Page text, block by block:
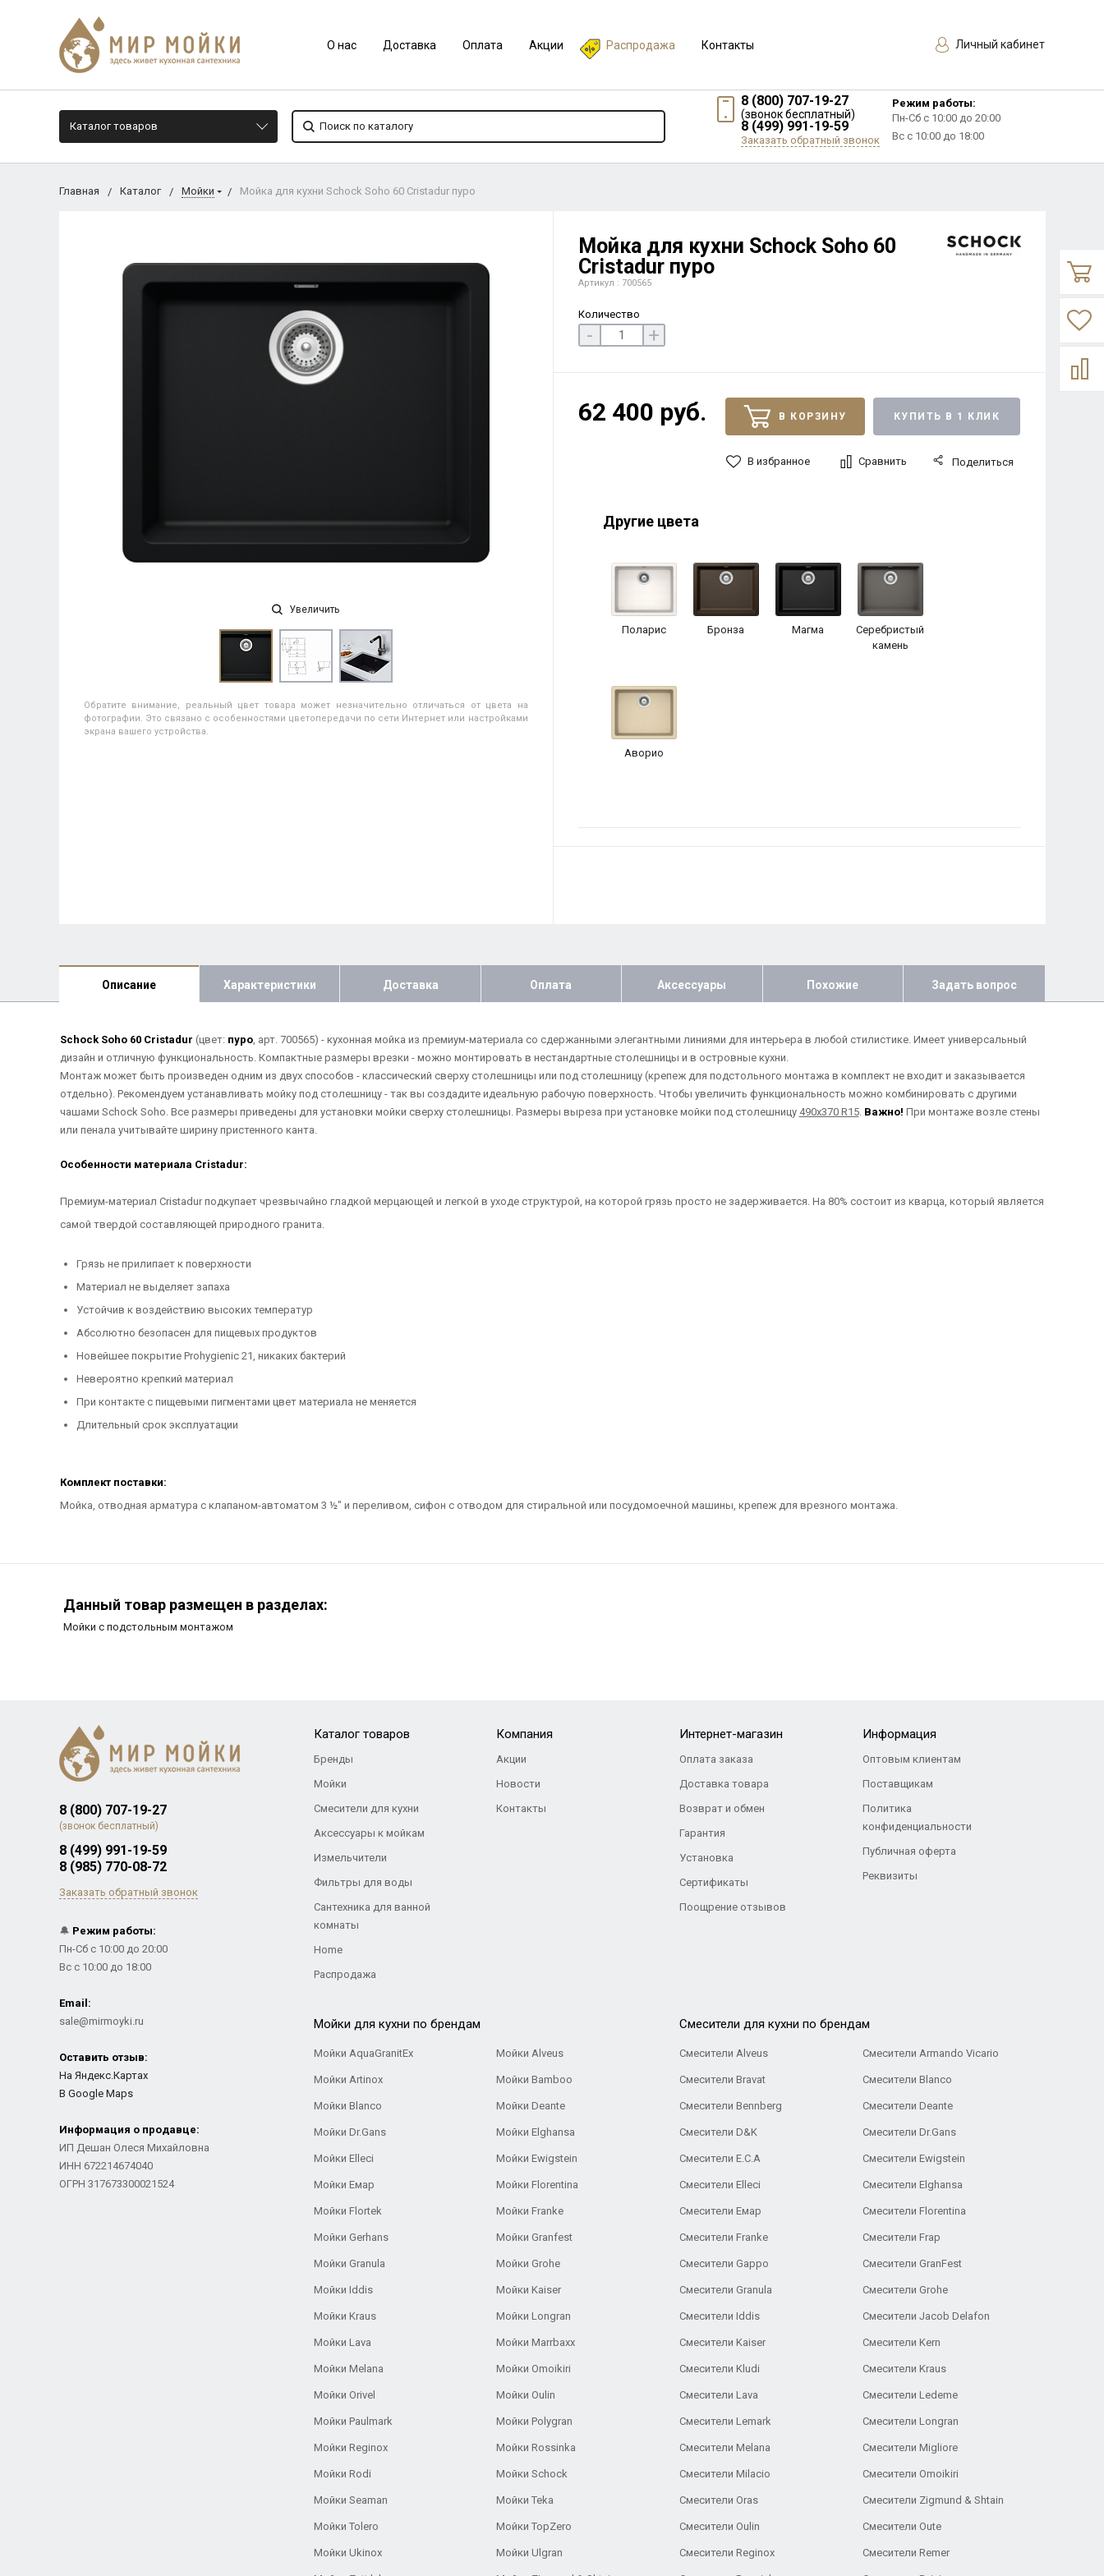
О нас Доставка Оплата Акции Распродажа Контакты Личный кабинет
Каталог товаров
8 (800) 707-19-27
(звонок бесплатный)
8 (499) 991-19-59
Заказать обратный звонок
Режим работы:
Пн-Сб с 10:00 до 20:00
Вс с 10:00 до 18:00
Главная Каталог Мойки Мойка для кухни Schock Soho 60 Cristadur пуро
Увеличить
Обратите внимание, реальный цвет товара может незначительно отличаться от цвета на
фотографии. Это связано с особенностями цветопередачи по сети Интернет или настройками
экрана вашего устройства.
Мойка для кухни Schock Soho 60
Cristadur пуро
Артикул : 700565
Количество
- +
62 400 руб. В КОРЗИНУ КУПИТЬ В 1 КЛИК
В избранное Сравнить Поделиться
Другие цвета
Поларис Бронза Магма
Серебристый
камень
Аворио
Описание Характеристики Доставка Оплата Аксессуары Похожие Задать вопрос
Schock Soho 60 Cristadur (цвет: пуро, арт. 700565) - кухонная мойка из премиум-материала со сдержанными элегантными линиями для интерьера в любой стилистике. Имеет универсальный
дизайн и отличную функциональность. Компактные размеры врезки - можно монтировать в нестандартные столешницы и в островные кухни.
Монтаж может быть произведен одним из двух способов - классический сверху столешницы или под столешницу (крепеж для подстольного монтажа в комплект не входит и заказывается
отдельно). Рекомендуем устанавливать мойку под столешницу - так вы создадите идеальную рабочую поверхность. Чтобы увеличить функциональность можно комбинировать с другими
чашами Schock Soho. Все размеры приведены для установки мойки сверху столешницы. Размеры выреза при установке мойки под столешницу 490х370 R15. Важно! При монтаже возле стены
или пенала учитывайте ширину пристенного канта.
Особенности материала Cristadur:
Премиум-материал Cristadur подкупает чрезвычайно гладкой мерцающей и легкой в уходе структурой, на которой грязь просто не задерживается. На 80% состоит из кварца, который является
самой твердой составляющей природного гранита.
Грязь не прилипает к поверхности
Материал не выделяет запаха
Устойчив к воздействию высоких температур
Абсолютно безопасен для пищевых продуктов
Новейшее покрытие Prohygienic 21, никаких бактерий
Невероятно крепкий материал
При контакте с пищевыми пигментами цвет материала не меняется
Длительный срок эксплуатации
Комплект поставки:
Мойка, отводная арматура с клапаном-автоматом 3 ½" и переливом, сифон с отводом для стиральной или посудомоечной машины, крепеж для врезного монтажа.
Данный товар размещен в разделах:
Мойки с подстольным монтажом
8 (800) 707-19-27
(звонок бесплатный)
8 (499) 991-19-59
8 (985) 770-08-72
Заказать обратный звонок
🔔 Режим работы:
Пн-Сб с 10:00 до 20:00
Вс с 10:00 до 18:00
Email:
sale@mirmoyki.ru
Оставить отзыв:
На Яндекс.Картах
В Google Maps
Информация о продавце:
ИП Дешан Олеся Михайловна
ИНН 672214674040
ОГРН 317673300021524
Каталог товаров
Бренды
Мойки
Смесители для кухни
Аксессуары к мойкам
Измельчители
Фильтры для воды
Сантехника для ванной
комнаты
Home
Распродажа
Компания
Акции
Новости
Контакты
Интернет-магазин
Оплата заказа
Доставка товара
Возврат и обмен
Гарантия
Установка
Сертификаты
Поощрение отзывов
Информация
Оптовым клиентам
Поставщикам
Политика
конфиденциальности
Публичная оферта
Реквизиты
Мойки для кухни по брендам
Мойки AquaGranitEx Мойки Alveus
Мойки Artinox Мойки Bamboo
Мойки Blanco Мойки Deante
Мойки Dr.Gans Мойки Elghansa
Мойки Elleci Мойки Ewigstein
Мойки Емар Мойки Florentina
Мойки Flortek Мойки Franke
Мойки Gerhans Мойки Granfest
Мойки Granula Мойки Grohe
Мойки Iddis Мойки Kaiser
Мойки Kraus Мойки Longran
Мойки Lava Мойки Marrbaxx
Мойки Melana Мойки Omoikiri
Мойки Orivel Мойки Oulin
Мойки Paulmark Мойки Polygran
Мойки Reginox Мойки Rossinka
Мойки Rodi Мойки Schock
Мойки Seaman Мойки Teka
Мойки Tolero Мойки TopZero
Мойки Ukinox Мойки Ulgran
Cмесители для кухни по брендам
Смесители Alveus Смесители Armando Vicario
Смесители Bravat Смесители Blanco
Смесители Bennberg Смесители Deante
Смесители D&K Смесители Dr.Gans
Смесители E.C.A Cмесители Ewigstein
Смесители Elleci Смесители Elghansa
Смесители Емар Смесители Florentina
Смесители Franke Смесители Frap
Смесители Gappo Смесители GranFest
Смесители Granula Смесители Grohe
Смесители Iddis Смесители Jacob Delafon
Смесители Kaiser Смесители Kern
Смесители Kludi Смесители Kraus
Смесители Lava Смесители Ledeme
Смесители Lemark Смесители Longran
Смесители Melana Смесители Migliore
Смесители Milacio Смесители Omoikiri
Смесители Oras Смесители Zigmund & Shtain
Смесители Oulin Смесители Oute
Смесители Reginox Смесители Remer